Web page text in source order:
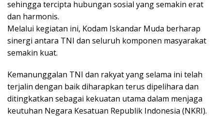
sehingga tercipta hubungan sosial yang semakin erat
dan harmonis.
Melalui kegiatan ini, Kodam Iskandar Muda berharap
sinergi antara TNI dan seluruh komponen masyarakat
semakin kuat.
Kemanunggalan TNI dan rakyat yang selama ini telah
terjalin dengan baik diharapkan terus dipelihara dan
ditingkatkan sebagai kekuatan utama dalam menjaga
keutuhan Negara Kesatuan Republik Indonesia (NKRI).